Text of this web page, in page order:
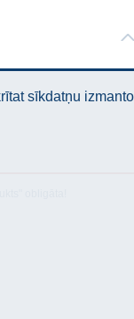
sīkdatņu